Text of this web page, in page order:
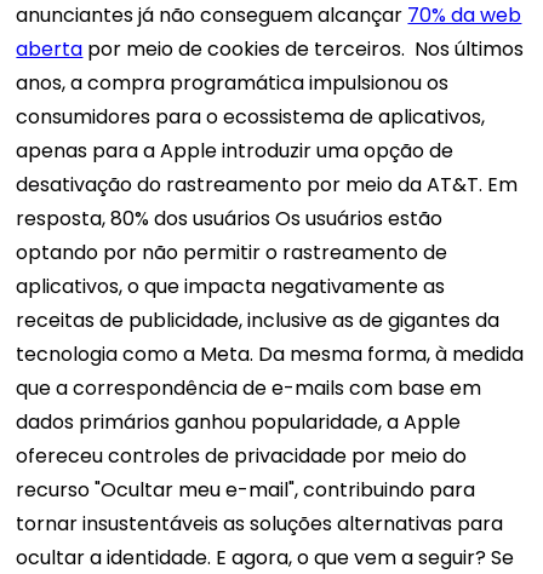
anunciantes já não conseguem alcançar 70% da web
aberta por meio de cookies de terceiros. Nos últimos
anos, a compra programática impulsionou os
consumidores para o ecossistema de aplicativos,
apenas para a Apple introduzir uma opção de
desativação do rastreamento por meio da AT&T. Em
resposta,80% dos usuáriosOs usuários estão
optando por não permitir o rastreamento de
aplicativos, o que impacta negativamente as
receitas de publicidade, inclusive as de gigantes da
tecnologia como a Meta. Da mesma forma, à medida
que a correspondência de e-mails com base em
dados primários ganhou popularidade, a Apple
ofereceu controles de privacidade por meio do
recurso "Ocultar meu e-mail", contribuindo para
tornar insustentáveis ​​as soluções alternativas para
ocultar a identidade. E agora, o que vem a seguir? Se